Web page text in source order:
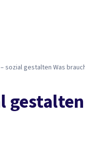
sozial gestalten Was